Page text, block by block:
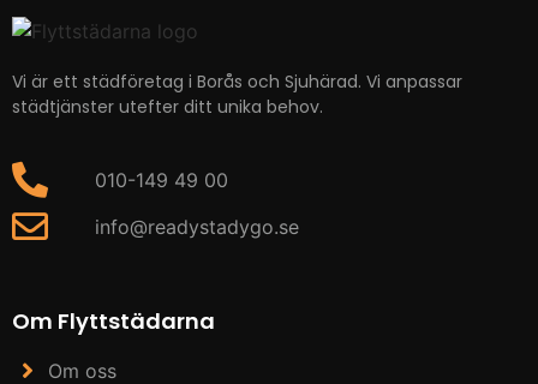
Vi är ett städföretag i Borås och Sjuhärad. Vi anpassar
städtjänster utefter ditt unika behov.
010-149 49 00
info@readystadygo.se
Om Flyttstädarna
Om oss